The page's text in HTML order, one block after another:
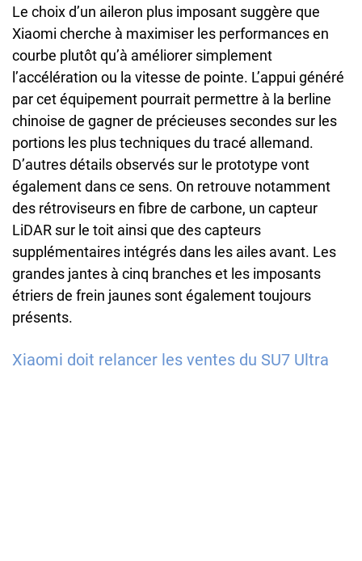
Le choix d’un aileron plus imposant suggère que
Xiaomi cherche à maximiser les performances en
courbe plutôt qu’à améliorer simplement
l’accélération ou la vitesse de pointe. L’appui généré
par cet équipement pourrait permettre à la berline
chinoise de gagner de précieuses secondes sur les
portions les plus techniques du tracé allemand.
D’autres détails observés sur le prototype vont
également dans ce sens. On retrouve notamment
des rétroviseurs en fibre de carbone, un capteur
LiDAR sur le toit ainsi que des capteurs
supplémentaires intégrés dans les ailes avant. Les
grandes jantes à cinq branches et les imposants
étriers de frein jaunes sont également toujours
présents.
Xiaomi doit relancer les ventes du SU7 Ultra